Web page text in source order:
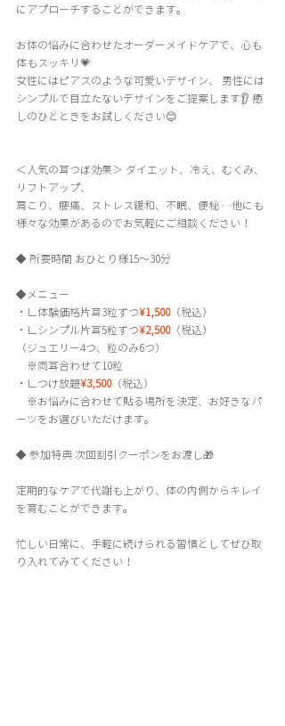
にアプローチすることができます。
お体の悩みに合わせたオーダーメイドケアで、心も
体もスッキリ💗
女性にはピアスのような可愛いデザイン、 男性には
シンプルで目立たないデザインをご提案します👂 癒
しのひとときをお試しください😊
＜人気の耳つぼ効果＞ ダイエット、冷え、むくみ、
リフトアップ、
肩こり、腰痛、ストレス緩和、不眠、便秘 …他にも
様々な効果があるのでお気軽にご相談ください！
◆ 所要時間 おひとり様15〜30分
◆メニュー
・ ∟体験価格片耳3粒ずつ¥1,500 （税込）
・∟シンプル片耳5粒ずつ¥2,500 （税込）
（ジュエリー4つ、粒のみ6つ）
※両耳合わせて10粒
・∟つけ放題¥3,500 （税込）
※お悩みに合わせて貼る場所を決定、お好きなパ
ーツをお選びいただけます。
◆ 参加特典 次回割引クーポンをお渡し🎁
定期的なケアで代謝も上がり、体の内側からキレイ
を育むことができます。
忙しい日常に、手軽に続けられる習慣としてぜひ取
り入れてみてください！